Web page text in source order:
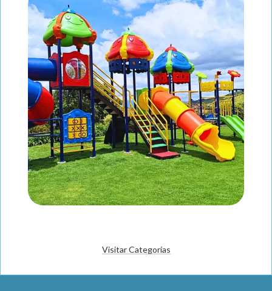
Visitar Categorías